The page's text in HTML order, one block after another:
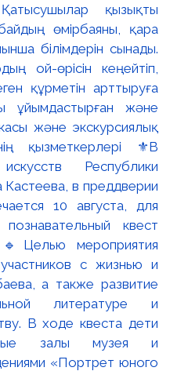
қызықты
өмірбаяны, қара
білімдерін сынады.
ой-өрісін кеңейтіп,
құрметін арттыруға
ұйымдастырған және
және экскурсиялық
қызметкерлері ⚜️В
Республики
в преддверии
10 августа, для
квест
мероприятия
с жизнью и
а также развитие
литературе и
В ходе квеста дети
залы музея и
«Портрет юного